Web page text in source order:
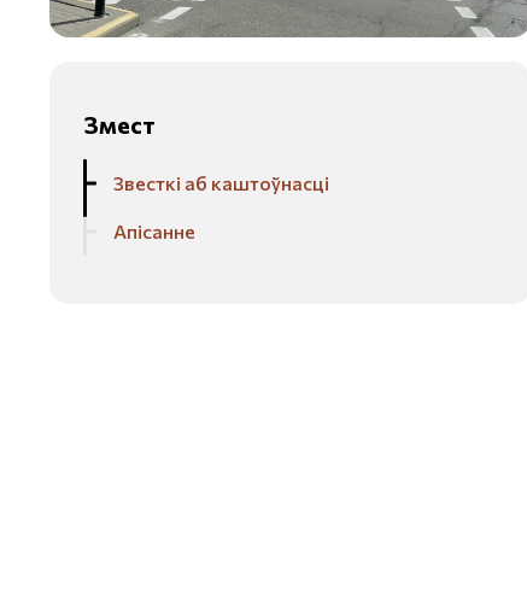
Змест
Звесткі аб каштоўнасці
Апісанне